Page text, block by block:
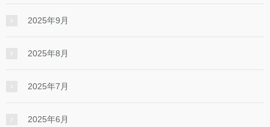
2025年9月
2025年8月
2025年7月
2025年6月